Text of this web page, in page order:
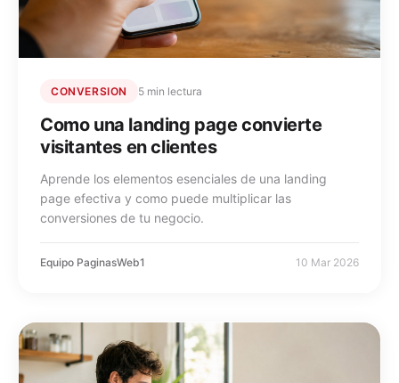
CONVERSION 5 min lectura
Como una landing page convierte
visitantes en clientes
Aprende los elementos esenciales de una landing
page efectiva y como puede multiplicar las
conversiones de tu negocio.
Equipo PaginasWeb1 10 Mar 2026